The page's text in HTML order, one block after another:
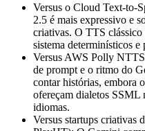
Versus o Cloud Text-to-
2.5 é mais expressivo e
criativas. O TTS
sistema determinísticos e
Versus AWS Polly
de prompt e o ritmo do
contar histórias, embora
ofereçam dialetos SSML
idiomas.
Versus startups criativas